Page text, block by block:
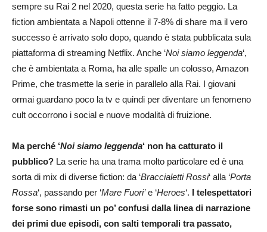
sempre su Rai 2 nel 2020, questa serie ha fatto peggio. La
fiction ambientata a Napoli ottenne il 7-8% di share ma il vero
successo è arrivato solo dopo, quando è stata pubblicata sula
piattaforma di streaming Netflix. Anche ‘Noi siamo leggenda‘,
che è ambientata a Roma, ha alle spalle un colosso, Amazon
Prime, che trasmette la serie in parallelo alla Rai. I giovani
ormai guardano poco la tv e quindi per diventare un fenomeno
cult occorrono i social e nuove modalità di fruizione.
Ma perché ‘Noi siamo leggenda‘ non ha catturato il
pubblico? La serie ha una trama molto particolare ed è una
sorta di mix di diverse fiction: da ‘Braccialetti Rossi‘ alla ‘Porta
Rossa‘, passando per ‘Mare Fuori’e ‘Heroes‘. I telespettatori
forse sono rimasti un po’ confusi dalla linea di narrazione
dei primi due episodi, con salti temporali tra passato,